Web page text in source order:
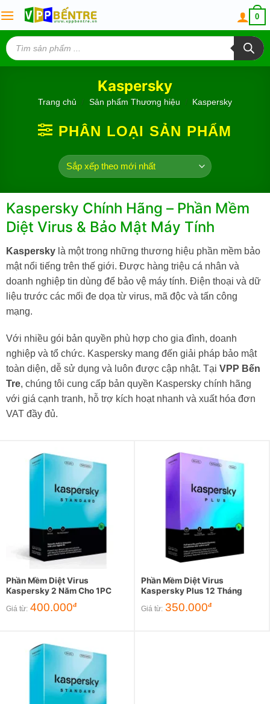
to
content
0
Tìm
kiếm
sản
phẩm
Kaspersky
Trang chủ Sản phẩm Thương hiệu Kaspersky
PHÂN LOẠI SẢN PHẨM
Kaspersky Chính Hãng – Phần Mềm
Diệt Virus & Bảo Mật Máy Tính
Kaspersky là một trong những thương hiệu phần mềm bảo
mật nổi tiếng trên thế giới. Được hàng triệu cá nhân và
doanh nghiệp tin dùng để bảo vệ máy tính. Điện thoại và dữ
liệu trước các mối đe dọa từ virus, mã độc và tấn công
mạng.
Với nhiều gói bản quyền phù hợp cho gia đình, doanh
nghiệp và tổ chức. Kaspersky mang đến giải pháp bảo mật
toàn diện, dễ sử dụng và luôn được cập nhật. Tại VPP Bến
Tre, chúng tôi cung cấp bản quyền Kaspersky chính hãng
với giá cạnh tranh, hỗ trợ kích hoạt nhanh và xuất hóa đơn
VAT đầy đủ.
Phần Mềm Diệt Virus
Kaspersky 2 Năm Cho 1PC
Giá từ: 400.000đ
Phần Mềm Diệt Virus
Kaspersky Plus 12 Tháng
Giá từ: 350.000đ